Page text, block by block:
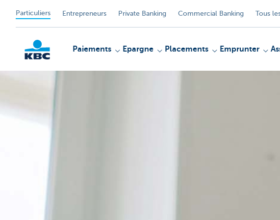
Particuliers Entrepreneurs Private Banking Commercial Banking Tous
Paiements Epargne Placements Emprunter